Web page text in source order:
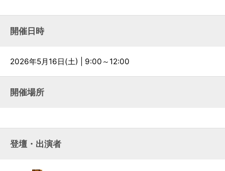
開催日時
2026年5月16日(土) | 9:00～12:00
開催場所
登壇・出演者